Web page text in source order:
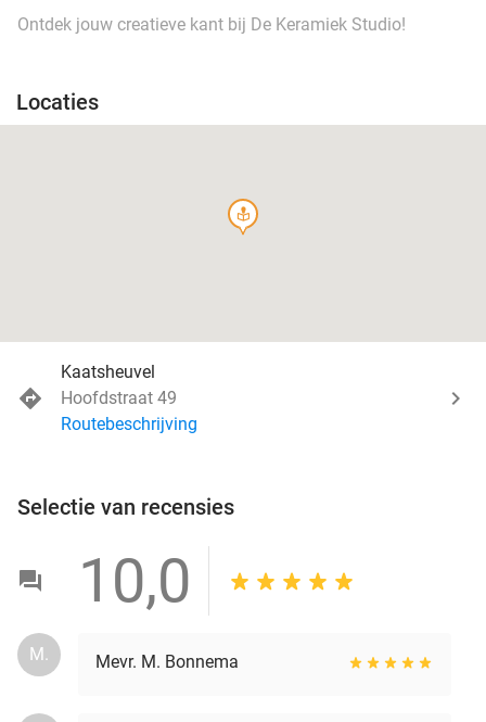
Ontdek jouw creatieve kant bij De Keramiek Studio!
Locaties
course
Kaatsheuvel
Hoofdstraat 49
Routebeschrijving
Selectie van recensies
10,0
M. Mevr. M. Bonnema